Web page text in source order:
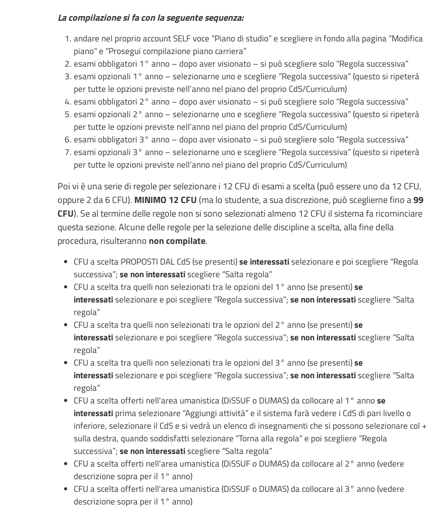
La compilazione si fa con la seguente sequenza:
andare nel proprio account SELF voce “Piano di studio” e scegliere in fondo alla pagina “Modifica
piano” e “Prosegui compilazione piano carriera”
esami obbligatori 1° anno – dopo aver visionato – si può scegliere solo “Regola successiva”
esami opzionali 1° anno – selezionarne uno e scegliere “Regola successiva” (questo si ripeterà
per tutte le opzioni previste nell’anno nel piano del proprio CdS/Curriculum)
esami obbligatori 2° anno – dopo aver visionato – si può scegliere solo “Regola successiva”
esami opzionali 2° anno – selezionarne uno e scegliere “Regola successiva” (questo si ripeterà
per tutte le opzioni previste nell’anno nel piano del proprio CdS/Curriculum)
esami obbligatori 3° anno – dopo aver visionato – si può scegliere solo “Regola successiva”
esami opzionali 3° anno – selezionarne uno e scegliere “Regola successiva” (questo si ripeterà
per tutte le opzioni previste nell’anno nel piano del proprio CdS/Curriculum)
Poi vi è una serie di regole per selezionare i 12 CFU di esami a scelta (può essere uno da 12 CFU,
oppure 2 da 6 CFU). MINIMO 12 CFU (ma lo studente, a sua discrezione, può sceglierne fino a99
CFU). Se al termine delle regole non si sono selezionati almeno 12 CFU il sistema fa ricominciare
questa sezione. Alcune delle regole per la selezione delle discipline a scelta, alla fine della
procedura, risulteranno non compilate.
CFU a scelta PROPOSTI DAL CdS (se presenti)se interessatiselezionare e poi scegliere “Regola
successiva”;se non interessatiscegliere “Salta regola”
CFU a scelta tra quelli non selezionati tra le opzioni del 1° anno (se presenti)se
interessatiselezionare e poi scegliere “Regola successiva”;se non interessatiscegliere “Salta
regola”
CFU a scelta tra quelli non selezionati tra le opzioni del 2° anno (se presenti)se
interessatiselezionare e poi scegliere “Regola successiva”;se non interessatiscegliere “Salta
regola”
CFU a scelta tra quelli non selezionati tra le opzioni del 3° anno (se presenti)se
interessatiselezionare e poi scegliere “Regola successiva”;se non interessatiscegliere “Salta
regola”
CFU a scelta offerti nell'area umanistica (DiSSUF o DUMAS) da collocare al 1° annose
interessatiprima selezionare “Aggiungi attività” e il sistema farà vedere i CdS di pari livello o
inferiore, selezionare il CdS e si vedrà un elenco di insegnamenti che si possono selezionare col +
sulla destra, quando soddisfatti selezionare “Torna alla regola” e poi scegliere “Regola
successiva”;se non interessatiscegliere “Salta regola”
CFU a scelta offerti nell'area umanistica (DiSSUF o DUMAS) da collocare al 2° anno (vedere
descrizione sopra per il 1° anno)
CFU a scelta offerti nell'area umanistica (DiSSUF o DUMAS) da collocare al 3° anno (vedere
descrizione sopra per il 1° anno)